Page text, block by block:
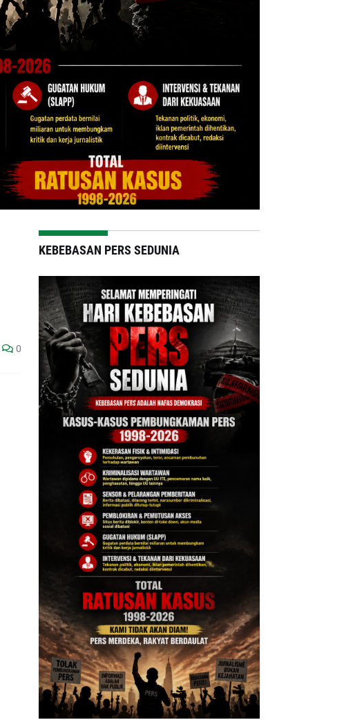
0
KEBEBASAN PERS SEDUNIA